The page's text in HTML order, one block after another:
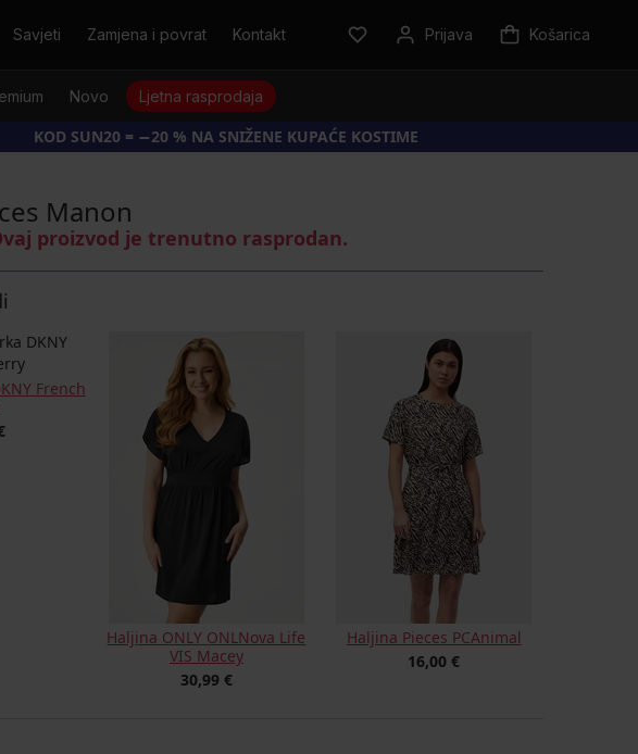
Savjeti Zamjena i povrat Kontakt Prijava Košarica
Novo Ljetna rasprodaja
KOD SUN20 = −20 % NA SNIŽENE KUPAĆE KOSTIME
Manon
proizvod je trenutno rasprodan.
French
Haljina ONLY ONLNova Life
VIS Macey
30,99 €
Haljina Pieces PCAnimal
16,00 €